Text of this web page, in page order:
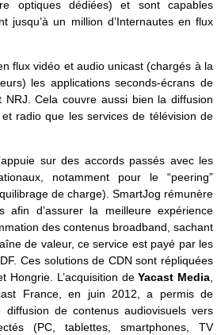
optiques dédiées) et sont capables
jusqu’à un million d’Internautes en flux
flux vidéo et audio unicast (chargés à la
les applications seconds-écrans de
NRJ. Cela couvre aussi bien la diffusion
radio que les services de télévision de
sur des accords passés avec les
notamment pour le “peering”
de charge). SmartJog rémunère
afin d’assurer la meilleure expérience
des contenus broadband, sachant
de valeur, ce service est payé par les
Ces solutions de CDN sont répliquées
Hongrie. L’acquisition deYacast Media,
France, en juin 2012, a permis de
de contenus audiovisuels vers
(PC, tablettes, smartphones, TV